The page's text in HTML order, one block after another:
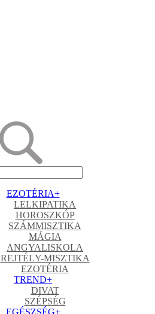
EZOTÉRIA+
LELKIPATIKA
HOROSZKÓP
SZÁMMISZTIKA
MÁGIA
ANGYALISKOLA
REJTÉLY-MISZTIKA
EZOTÉRIA
TREND+
DIVAT
SZÉPSÉG
EGÉSZSÉG+